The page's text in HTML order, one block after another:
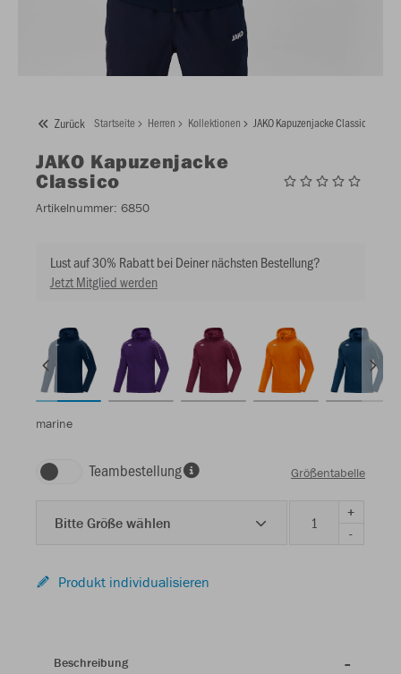
Zurück Startseite Herren Kollektionen JAKO Kapuzenjacke Classico
JAKO Kapuzenjacke
Classico
Artikelnummer: 6850
Lust auf 30% Rabatt bei Deiner nächsten Bestellung?
Jetzt Mitglied werden
marine
Teambestellung Größentabelle
Bitte Größe wählen
+
-
Produkt individualisieren
Beschreibung